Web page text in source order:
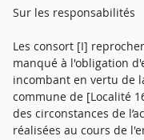
Sur les responsabilités
Les consort [I]
manqué à l'obligation
incombant en vertu de
commune de [Localité
des circonstances de
réalisées au cours de